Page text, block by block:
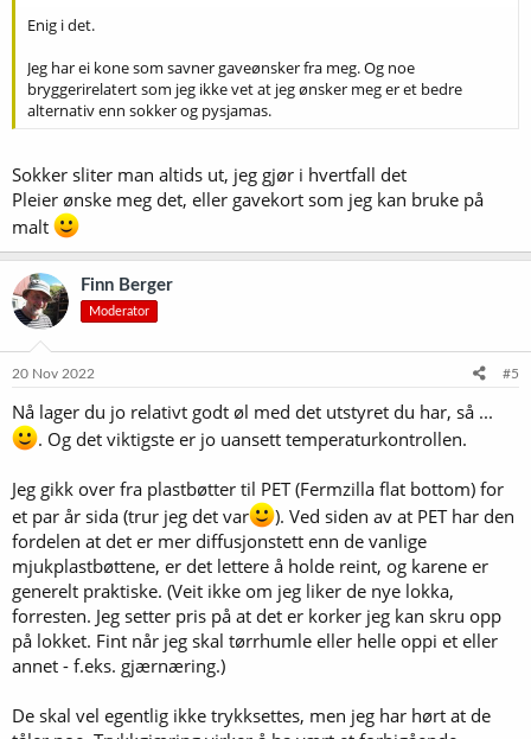
Enig i det.
Jeg har ei kone som savner gaveønsker fra meg. Og noe
bryggerirelatert som jeg ikke vet at jeg ønsker meg er et bedre
alternativ enn sokker og pysjamas.
Sokker sliter man altids ut, jeg gjør i hvertfall det
Pleier ønske meg det, eller gavekort som jeg kan bruke på
malt
Finn Berger
Moderator
20 Nov 2022 #5
Nå lager du jo relativt godt øl med det utstyret du har, så ...
. Og det viktigste er jo uansett temperaturkontrollen.
Jeg gikk over fra plastbøtter til PET (Fermzilla flat bottom) for
et par år sida (trur jeg det var
). Ved siden av at PET har den
fordelen at det er mer diffusjonstett enn de vanlige
mjukplastbøttene, er det lettere å holde reint, og karene er
generelt praktiske. (Veit ikke om jeg liker de nye lokka,
forresten. Jeg setter pris på at det er korker jeg kan skru opp
på lokket. Fint når jeg skal tørrhumle eller helle oppi et eller
annet - f.eks. gjærnæring.)
De skal vel egentlig ikke trykksettes, men jeg har hørt at de